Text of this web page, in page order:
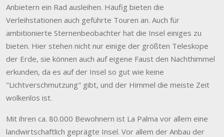
Anbietern ein Rad ausleihen. Häufig bieten die
Verleihstationen auch geführte Touren an. Auch für
ambitionierte Sternenbeobachter hat die Insel einiges zu
bieten. Hier stehen nicht nur einige der größten Teleskope
der Erde, sie können auch auf eigene Faust den Nachthimmel
erkunden, da es auf der Insel so gut wie keine
"Lichtverschmutzung" gibt, und der Himmel die meiste Zeit
wolkenlos ist.
Mit ihren ca. 80.000 Bewohnern ist La Palma vor allem eine
landwirtschaftlich geprägte Insel. Vor allem der Anbau der